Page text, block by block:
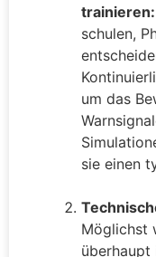
trainieren:
schulen,
um das
sie einen
Möglichst
überhaupt